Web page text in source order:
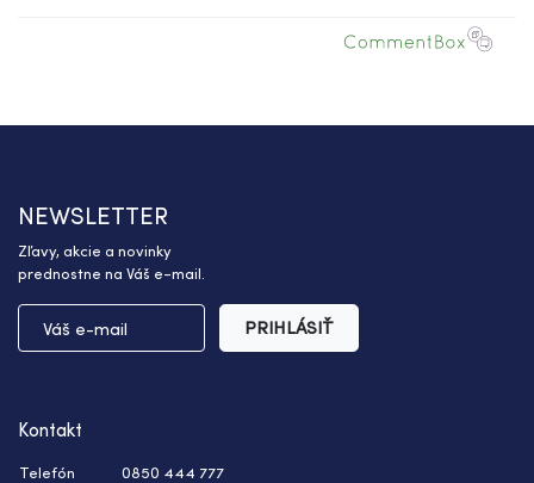
NEWSLETTER
Zľavy, akcie a novinky
prednostne na Váš e-mail.
PRIHLÁSIŤ
Kontakt
Telefón 0850 444 777